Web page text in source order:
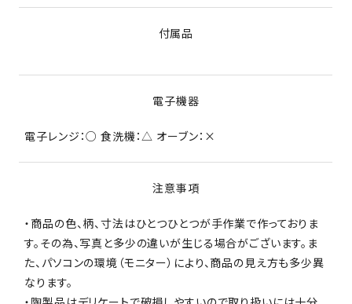
付属品
電子機器
電子レンジ：○ 食洗機：△ オーブン：×
注意事項
・商品の色、柄、寸法はひとつひとつが手作業で作っておりま
す。その為、写真と多少の違いが生じる場合がございます。ま
た、パソコンの環境（モニター）により、商品の見え方も多少異
なります。